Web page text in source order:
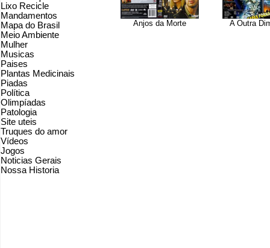
Lixo Recicle
Mandamentos
Mapa do Brasil
Meio Ambiente
Mulher
Musicas
Paises
Plantas Medicinais
Piadas
Política
Olimpíadas
Patologia
Site uteis
Truques do amor
Vídeos
Jogos
Noticias Gerais
Nossa Historia
Anjos da Morte A Outra